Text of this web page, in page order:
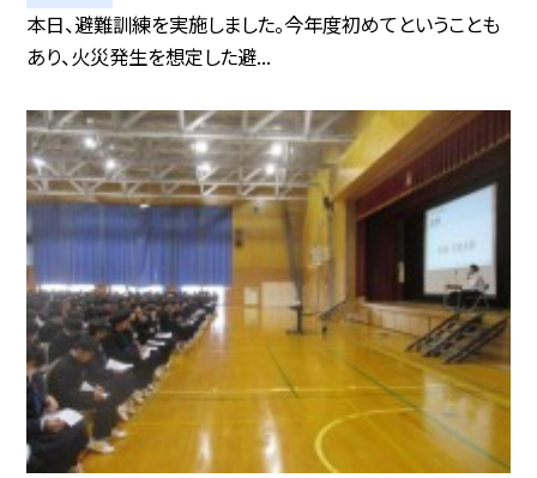
本日、避難訓練を実施しました。今年度初めてということも
あり、火災発生を想定した避...